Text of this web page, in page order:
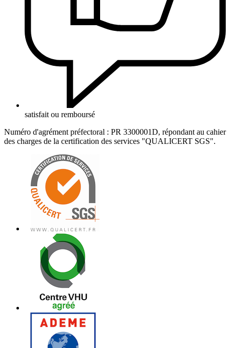
satisfait ou remboursé
Numéro d'agrément préfectoral : PR 3300001D, répondant au cahier
des charges de la certification des services "QUALICERT SGS".